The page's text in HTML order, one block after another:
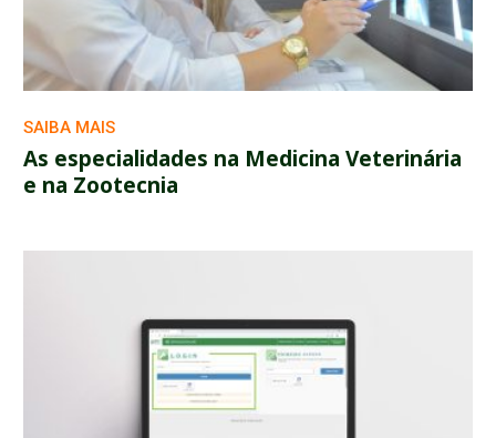
SAIBA MAIS
As especialidades na Medicina Veterinária
e na Zootecnia